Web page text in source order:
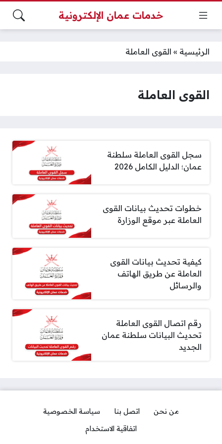
خدمات عمان الإلكترونية
الرئيسية » القوى العاملة
القوى العاملة
سجل القوى العاملة سلطنة
عمان؛ الدليل الكامل 2026
خطوات تحديث بيانات القوى
العاملة عبر موقع الوزارة
كيفية تحديث بيانات القوى
العاملة عن طريق الهاتف
والرسائل
رقم اتصال القوى العاملة
تحديث البيانات سلطنة عمان
الجديد
من نحن اتصل بنا
سياسة الخصوصية
اتفاقية الاستخدام